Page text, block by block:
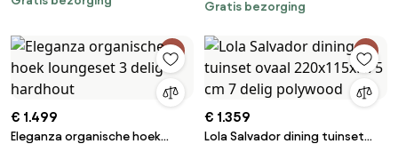
aluminium
verstelbaar met verstelbare
Gratis bezorging
€ 1.499
Eleganza organische hoek
€ 1.359
Lola Salvador dining tuinset